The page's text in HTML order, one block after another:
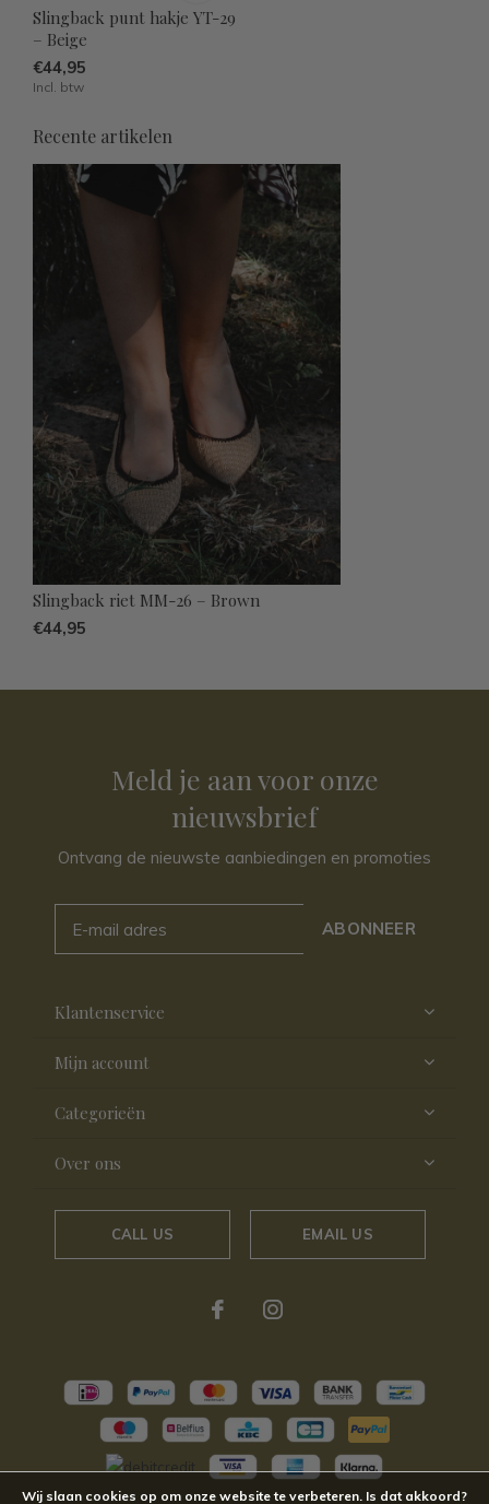
Slingback punt hakje YT-29
– Beige
€44,95
Incl. btw
Recente artikelen
Slingback riet MM-26 – Brown
€44,95
Meld je aan voor onze
nieuwsbrief
Ontvang de nieuwste aanbiedingen en promoties
ABONNEER
Klantenservice
Mijn account
Categorieën
Over ons
CALL US EMAIL US
Wij slaan cookies op om onze website te verbeteren. Is dat akkoord?